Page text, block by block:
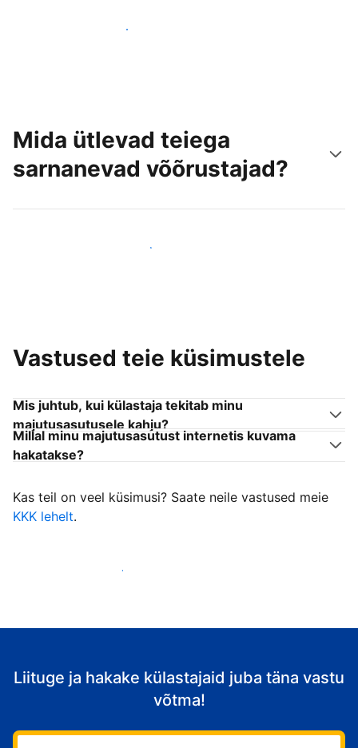
Jõua juba täna uute külastajateni
Mida ütlevad teiega
sarnanevad võõrustajad?
Liitu endaga sarnanevate võõrustajatega
Vastused teie küsimustele
Mis juhtub, kui külastaja tekitab minu
majutusasutusele kahju?
Millal minu majutusasutust internetis kuvama
hakatakse?
Kas teil on veel küsimusi? Saate neile vastused meie
KKK lehelt.
Alusta külastajate vastuvõtmist
Liituge ja hakake külastajaid juba täna vastu
võtma!